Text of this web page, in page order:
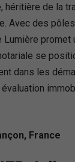
héritière de la
Avec des
se
dans les
France